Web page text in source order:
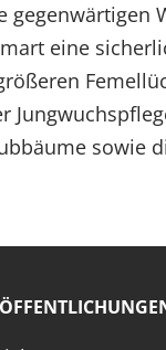
eine
sowie